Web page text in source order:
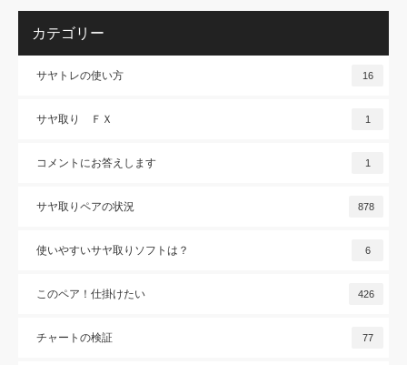
カテゴリー
サヤトレの使い方 16
サヤ取り ＦＸ 1
コメントにお答えします 1
サヤ取りペアの状況 878
使いやすいサヤ取りソフトは？ 6
このペア！仕掛けたい 426
チャートの検証 77